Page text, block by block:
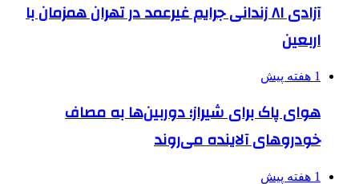
آزادی ۸۱ زندانی جرایم غیرعمد در تهران همزمان با
اربعین
1 هفته پیش
هوای پاک برای شیراز؛ دوربین‌ها به مصاف
خودروهای آلاینده می‌روند
1 هفته پیش